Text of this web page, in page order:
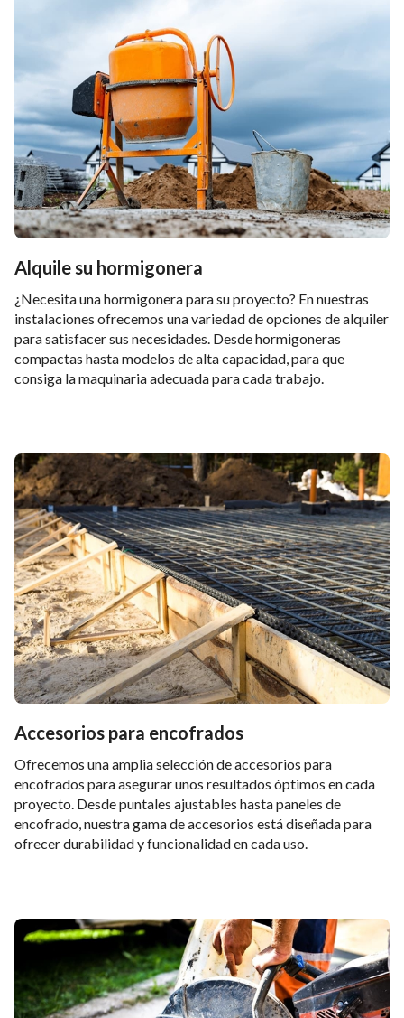
Alquile su hormigonera
¿Necesita una hormigonera para su proyecto? En nuestras
instalaciones ofrecemos una variedad de opciones de alquiler
para satisfacer sus necesidades. Desde hormigoneras
compactas hasta modelos de alta capacidad, para que
consiga la maquinaria adecuada para cada trabajo.
Accesorios para encofrados
Ofrecemos una amplia selección de accesorios para
encofrados para asegurar unos resultados óptimos en cada
proyecto. Desde puntales ajustables hasta paneles de
encofrado, nuestra gama de accesorios está diseñada para
ofrecer durabilidad y funcionalidad en cada uso.